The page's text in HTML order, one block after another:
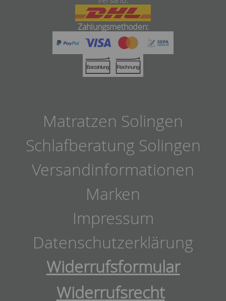
Zahlungsmethoden:
Matratzen Solingen
Schlafberatung Solingen
Versandinformationen
Marken
Impressum
Datenschutzerklärung
Widerrufsformular
Widerrufsrecht